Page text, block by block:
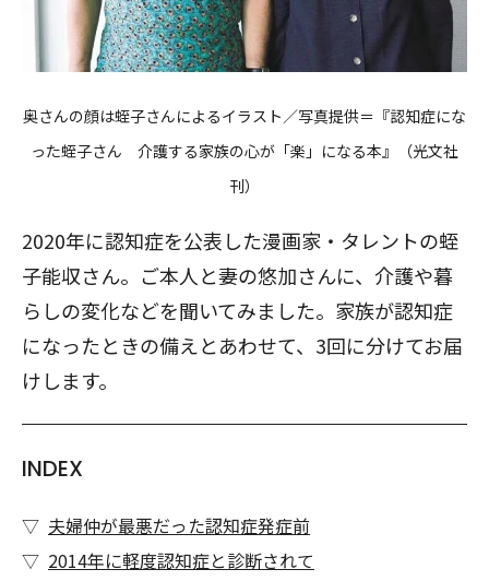
奥さんの顔は蛭子さんによるイラスト／写真提供＝『認知症にな
った蛭子さん 介護する家族の心が「楽」になる本』（光文社
刊）
2020年に認知症を公表した漫画家・タレントの蛭
子能収さん。ご本人と妻の悠加さんに、介護や暮
らしの変化などを聞いてみました。家族が認知症
になったときの備えとあわせて、3回に分けてお届
けします。
INDEX
夫婦仲が最悪だった認知症発症前
2014年に軽度認知症と診断されて